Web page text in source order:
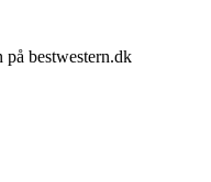
bestwestern.dk